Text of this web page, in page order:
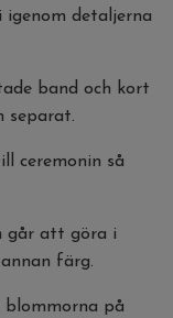
detaljerna
band och kort
separat.
ceremonin så
går att göra i
färg.
på